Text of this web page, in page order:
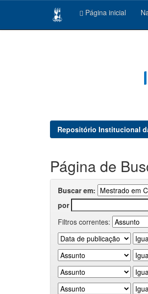
Página inicial
Repositório Institucional
Página de
Buscar em:
por
Filtros correntes: